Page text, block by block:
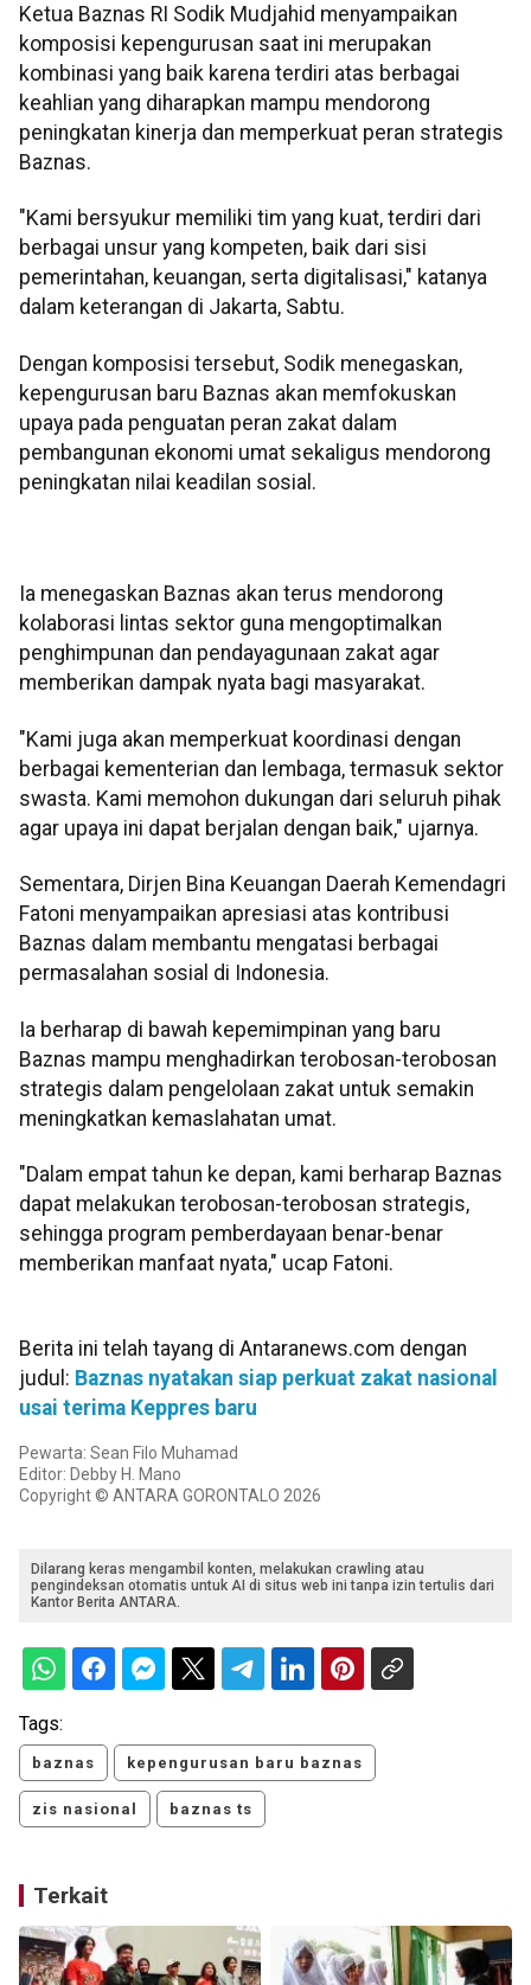
Ketua Baznas RI Sodik Mudjahid menyampaikan
komposisi kepengurusan saat ini merupakan
kombinasi yang baik karena terdiri atas berbagai
keahlian yang diharapkan mampu mendorong
peningkatan kinerja dan memperkuat peran strategis
Baznas.
"Kami bersyukur memiliki tim yang kuat, terdiri dari
berbagai unsur yang kompeten, baik dari sisi
pemerintahan, keuangan, serta digitalisasi," katanya
dalam keterangan di Jakarta, Sabtu.
Dengan komposisi tersebut, Sodik menegaskan,
kepengurusan baru Baznas akan memfokuskan
upaya pada penguatan peran zakat dalam
pembangunan ekonomi umat sekaligus mendorong
peningkatan nilai keadilan sosial.
Ia menegaskan Baznas akan terus mendorong
kolaborasi lintas sektor guna mengoptimalkan
penghimpunan dan pendayagunaan zakat agar
memberikan dampak nyata bagi masyarakat.
"Kami juga akan memperkuat koordinasi dengan
berbagai kementerian dan lembaga, termasuk sektor
swasta. Kami memohon dukungan dari seluruh pihak
agar upaya ini dapat berjalan dengan baik," ujarnya.
Sementara, Dirjen Bina Keuangan Daerah Kemendagri
Fatoni menyampaikan apresiasi atas kontribusi
Baznas dalam membantu mengatasi berbagai
permasalahan sosial di Indonesia.
Ia berharap di bawah kepemimpinan yang baru
Baznas mampu menghadirkan terobosan-terobosan
strategis dalam pengelolaan zakat untuk semakin
meningkatkan kemaslahatan umat.
"Dalam empat tahun ke depan, kami berharap Baznas
dapat melakukan terobosan-terobosan strategis,
sehingga program pemberdayaan benar-benar
memberikan manfaat nyata," ucap Fatoni.
Berita ini telah tayang di Antaranews.com dengan
judul: Baznas nyatakan siap perkuat zakat nasional
usai terima Keppres baru
Pewarta: Sean Filo Muhamad
Editor: Debby H. Mano
Copyright © ANTARA GORONTALO 2026
Dilarang keras mengambil konten, melakukan crawling atau
pengindeksan otomatis untuk AI di situs web ini tanpa izin tertulis dari
Kantor Berita ANTARA.
Tags:
baznas kepengurusan baru baznas
zis nasional baznas ts
Terkait